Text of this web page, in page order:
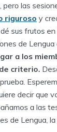
las
riguroso y
sus frutos
de Lengua
a los
criterio.
decir que
a las
de Lengua,